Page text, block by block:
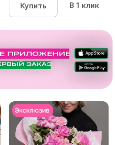
Купить В 1 клик